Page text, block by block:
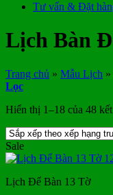
Tư vấn & Đặt
Lịch Bàn
Trang chủ » Mẫu Lịch »
Lọc
Hiển thị 1–18 của 48
Sale
Lịch Để Bàn 13 Tờ